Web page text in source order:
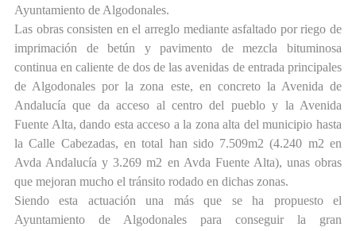
Ayuntamiento de Algodonales.
Las obras consisten en el arreglo mediante asfaltado por riego de
imprimación de betún y pavimento de mezcla bituminosa
continua en caliente de dos de las avenidas de entrada principales
de Algodonales por la zona este, en concreto la Avenida de
Andalucía que da acceso al centro del pueblo y la Avenida
Fuente Alta, dando esta acceso a la zona alta del municipio hasta
la Calle Cabezadas, en total han sido 7.509m2 (4.240 m2 en
Avda Andalucía y 3.269 m2 en Avda Fuente Alta), unas obras
que mejoran mucho el tránsito rodado en dichas zonas.
Siendo esta actuación una más que se ha propuesto el
Ayuntamiento de Algodonales para conseguir la gran